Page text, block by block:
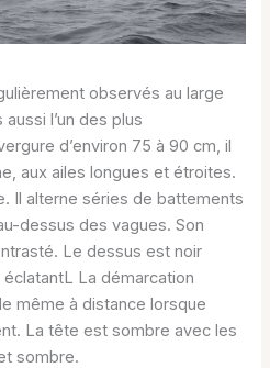
observés au large
l’un des plus
d’environ 75 à 90 cm, il
aux ailes longues et étroites.
Il alterne séries de battements
dessus des vagues. Son
Le dessus est noir
La démarcation
même à distance lorsque
La tête est sombre avec les
sombre.